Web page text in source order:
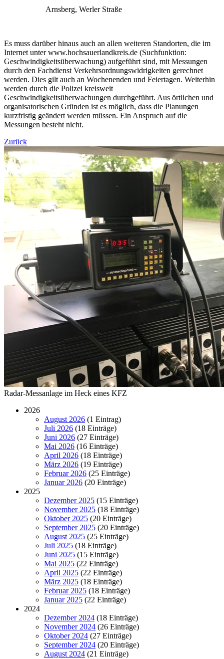
Arnsberg, Werler Straße
Es muss darüber hinaus auch an allen weiteren Standorten, die im
Internet unter www.hochsauerlandkreis.de (Suchfunktion:
Geschwindigkeitsüberwachung) aufgeführt sind, mit Messungen
durch den Fachdienst Verkehrsordnungswidrigkeiten gerechnet
werden. Dies gilt auch an Wochenenden und Feiertagen. Weiterhin
werden durch die Polizei kreisweit
Geschwindigkeitsüberwachungen durchgeführt. Aus örtlichen und
organisatorischen Gründen ist es möglich, dass die Planungen
kurzfristig geändert werden müssen. Ein Anspruch auf die
Messungen besteht nicht.
Zurück
Radar-Messanlage im Heck eines KFZ
2026
August 2026 (1 Eintrag)
Juli 2026 (18 Einträge)
Juni 2026 (27 Einträge)
Mai 2026 (16 Einträge)
April 2026 (18 Einträge)
März 2026 (19 Einträge)
Februar 2026 (25 Einträge)
Januar 2026 (20 Einträge)
2025
Dezember 2025 (15 Einträge)
November 2025 (18 Einträge)
Oktober 2025 (20 Einträge)
September 2025 (20 Einträge)
August 2025 (25 Einträge)
Juli 2025 (18 Einträge)
Juni 2025 (15 Einträge)
Mai 2025 (22 Einträge)
April 2025 (22 Einträge)
März 2025 (18 Einträge)
Februar 2025 (18 Einträge)
Januar 2025 (22 Einträge)
2024
Dezember 2024 (18 Einträge)
November 2024 (26 Einträge)
Oktober 2024 (27 Einträge)
September 2024 (20 Einträge)
August 2024 (21 Einträge)